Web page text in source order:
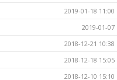
2019-01-18 11:00
2019-01-07
2018-12-21 10:38
2018-12-18 15:05
2018-12-10 15:10